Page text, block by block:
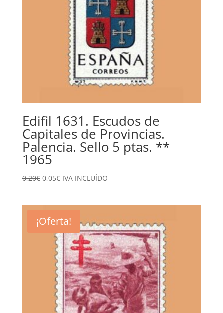
Edifil 1631. Escudos de
Capitales de Provincias.
Palencia. Sello 5 ptas. **
1965
0,20€ El
0,20€.
0,05€El
0,05€.
IVA INCLUÍDO
¡Oferta!